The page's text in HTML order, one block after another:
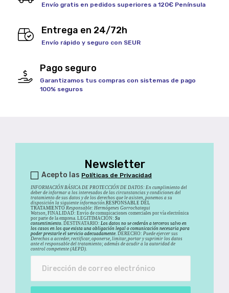
Envío gratis en pedidos superiores a 120€ Península
Entrega en 24/72h
Envío rápido y seguro con SEUR
Pago seguro
Garantizamos tus compras con sistemas de pago
100% seguros
Newsletter
Acepto las Políticas de Privacidad
INFORMACIÓN BÁSICA DE PROTECCIÓN DE DATOS: En cumplimiento del
deber de informar a los interesados de las circunstancias y condiciones del
tratamiento de sus datos y de los derechos que le asisten, ponemos a su
disposición la siguiente información. RESPONSABLE DEL
TRATAMIENTO Responsable: Hermógenes Gorrochategui
Watson, FINALIDAD: Envío de comunicaciones comerciales por vía electrónica
por parte de la empresa. LEGITIMACIÓN: Su
consentimiento. DESTINATARIO: Los datos no se cederán a terceros salvo en
los casos en los que exista una obligación legal o comunicación necesaria para
poder prestarle el servicio adecuadamente. DERECHO: Puede ejercer sus
Derechos a acceder, rectificar, oponerse, limitar, portar y suprimir los datos
ante el responsable del tratamiento; además de acudir a la autoridad de
control competente (AEPD).